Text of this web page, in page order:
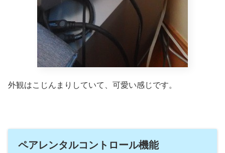
外観はこじんまりしていて、可愛い感じです。
ペアレンタルコントロール機能